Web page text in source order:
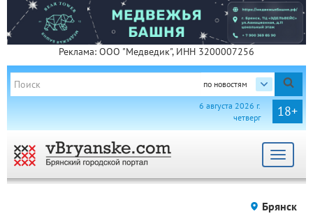
Реклама: ООО "Медведик", ИНН 3200007256
по новостям
18+
6 августа 2026 г.
четверг
Toggle
Брянск